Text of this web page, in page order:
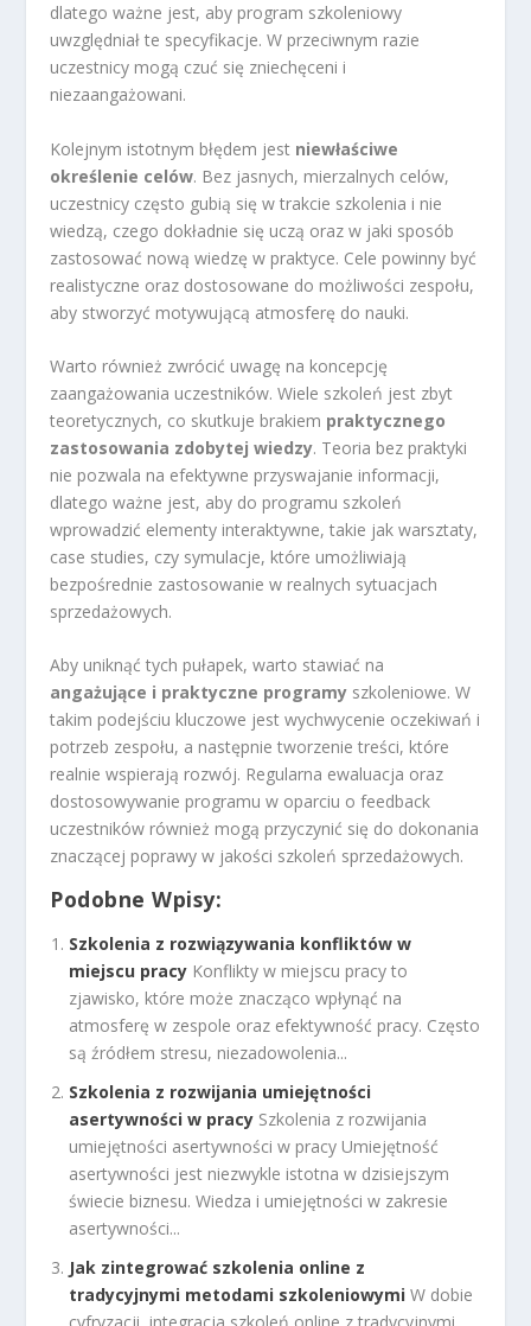
dlatego ważne jest, aby program szkoleniowy
uwzględniał te specyfikacje. W przeciwnym razie
uczestnicy mogą czuć się zniechęceni i
niezaangażowani.
Kolejnym istotnym błędem jest niewłaściwe
określenie celów. Bez jasnych, mierzalnych celów,
uczestnicy często gubią się w trakcie szkolenia i nie
wiedzą, czego dokładnie się uczą oraz w jaki sposób
zastosować nową wiedzę w praktyce. Cele powinny być
realistyczne oraz dostosowane do możliwości zespołu,
aby stworzyć motywującą atmosferę do nauki.
Warto również zwrócić uwagę na koncepcję
zaangażowania uczestników. Wiele szkoleń jest zbyt
teoretycznych, co skutkuje brakiem praktycznego
zastosowania zdobytej wiedzy. Teoria bez praktyki
nie pozwala na efektywne przyswajanie informacji,
dlatego ważne jest, aby do programu szkoleń
wprowadzić elementy interaktywne, takie jak warsztaty,
case studies, czy symulacje, które umożliwiają
bezpośrednie zastosowanie w realnych sytuacjach
sprzedażowych.
Aby uniknąć tych pułapek, warto stawiać na
angażujące i praktyczne programy szkoleniowe. W
takim podejściu kluczowe jest wychwycenie oczekiwań i
potrzeb zespołu, a następnie tworzenie treści, które
realnie wspierają rozwój. Regularna ewaluacja oraz
dostosowywanie programu w oparciu o feedback
uczestników również mogą przyczynić się do dokonania
znaczącej poprawy w jakości szkoleń sprzedażowych.
Podobne Wpisy:
Szkolenia z rozwiązywania konfliktów w
miejscu pracy Konflikty w miejscu pracy to
zjawisko, które może znacząco wpłynąć na
atmosferę w zespole oraz efektywność pracy. Często
są źródłem stresu, niezadowolenia...
Szkolenia z rozwijania umiejętności
asertywności w pracy Szkolenia z rozwijania
umiejętności asertywności w pracy Umiejętność
asertywności jest niezwykle istotna w dzisiejszym
świecie biznesu. Wiedza i umiejętności w zakresie
asertywności...
Jak zintegrować szkolenia online z
tradycyjnymi metodami szkoleniowymi W dobie